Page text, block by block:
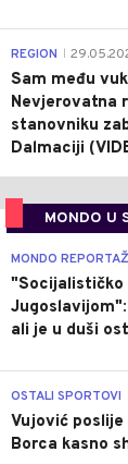
REGION
Sam među
Nevjerovatna
stanovniku
Dalmaciji
MONDO U
MONDO
"Socijalističko
ali je u duši
OSTALI SPORTOVI
Vujović
Borca kasno